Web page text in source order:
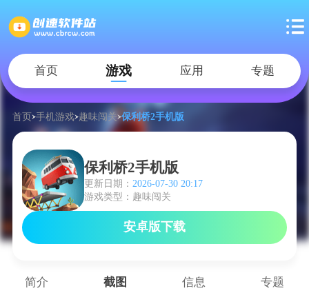
首页 游戏 应用 专题
首页 手机游戏 趣味闯关 保利桥2手机版
保利桥2手机版
更新日期： 2026-07-30 20:17
游戏类型：趣味闯关
安卓版下载
简介 截图 信息 专题